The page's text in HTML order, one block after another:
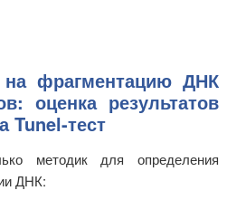
на фрагментацию ДНК
оценка результатов
Tunel-тест
методик для определения
ДНК: